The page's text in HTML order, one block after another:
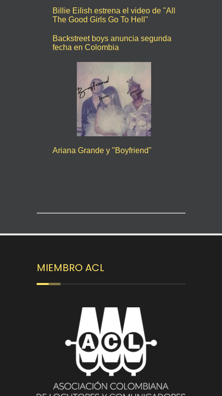
Billie Eilish estrena el video de "All
The Good Girls Go To Hell"
Backstreet boys anuncia segunda
fecha en Colombia
Ariana Grande y "Boyfriend"
MIEMBRO ACL